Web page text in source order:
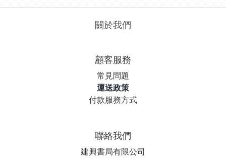
關於我們
顧客服務
常見問題
運送政策
付款服務方式
聯絡我們
建興書局有限公司